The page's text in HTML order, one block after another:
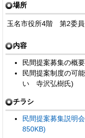
場所
玉名市役所4階 第2委員
内容
民間提案募集の概
民間提案制度の可
い 寺沢弘樹氏)
チラシ
民間提案募集説明
850KB)